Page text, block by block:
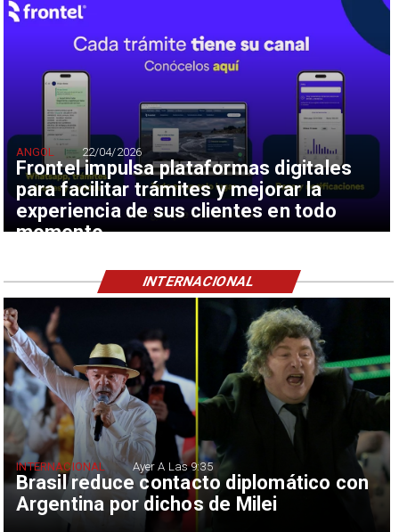
Frontel impulsa plataformas digitales
para facilitar trámites y mejorar la
experiencia de sus clientes en todo
momento
ANGOL 22/04/2026
Brasil reduce contacto diplomático con
Argentina por dichos de Milei
INTERNACIONAL Ayer A Las 9:35
INTERNACIONAL